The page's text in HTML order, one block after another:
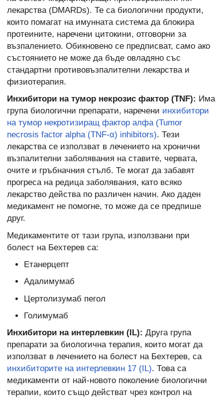
лекарства (DMARDs). Те са биологични продукти,
които помагат на имунната система да блокира
протеините, наречени цитокини, отговорни за
възпалението. Обикновено се предписват, само ако
състоянието не може да бъде овладяно със
стандартни противовъзпалителни лекарства и
физиотерапия.
Инхибитори на тумор некрозис фактор (TNF): Има
група биологични препарати, наречени инхибитори
на тумор некротизиращ фактор алфа (Tumor
necrosis factor alpha (TNF-α) inhibitors). Тези
лекарства се използват в лечението на хронични
възпалителни заболявания на ставите, червата,
очите и гръбначния стълб. Те могат да забавят
прогреса на редица заболявания, като всяко
лекарство действа по различен начин. Ако даден
медикамент не помогне, то може да се предпише
друг.
Медикаментите от тази група, използвани при
болест на Бехтерев са:
Етанерцепт
Адалимумаб
Цертолизумаб пегол
Голимумаб
Инхибитори на интерлевкин (IL): Друга група
препарати за биологична терапия, които могат да
използват в лечението на болест на Бехтерев, са
инхибиторите на интерлевкин 17 (IL). Това са
медикаменти от най-новото поколение биологични
терапии, които също действат чрез контрол на